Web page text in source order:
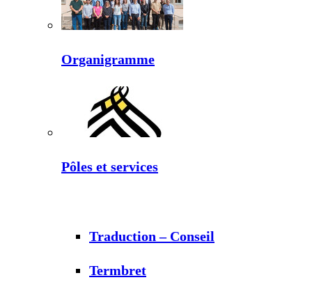
Organigramme
Pôles et services
Traduction – Conseil
Termbret